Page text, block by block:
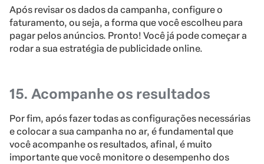
Após revisar os dados da campanha, configure o
faturamento, ou seja, a forma que você escolheu para
pagar pelos anúncios. Pronto! Você já pode começar a
rodar a sua estratégia de publicidade online.
15. Acompanhe os resultados
Por fim, após fazer todas as configurações necessárias
e colocar a sua campanha no ar, é fundamental que
você acompanhe os resultados, afinal, é muito
importante que você monitore o desempenho dos